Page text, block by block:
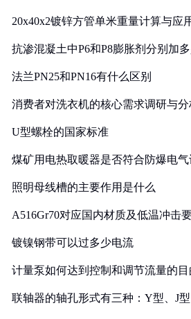
20x40x2镀锌方管单米重量计算与应
抗渗混凝土中P6和P8膨胀剂分别加
法兰PN25和PN16有什么区别
消费者对洗衣机的核心需求调研与分
U型螺栓的国家标准
煤矿用电热取暖器是否符合防爆电
照明母线槽的主要作用是什么
A516Gr70对应国内材质及低温冲击
镀镍钢带可以过多少电流
计量泵如何达到控制和调节流量的目
联轴器的轴孔形式有三种：Y型、J